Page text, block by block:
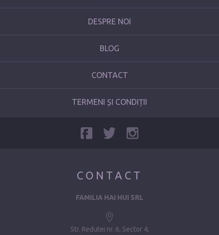
DESPRE NOI
BLOG
CONTACT
TERMENI ȘI CONDIȚII
CONTACT
FAMILIA HAI HUI SRL
Str. Redutei nr. 6, Sector 4